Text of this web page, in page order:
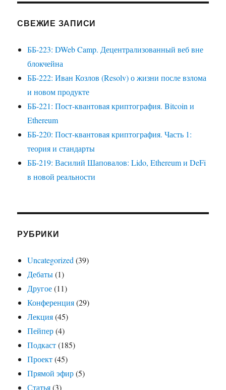
СВЕЖИЕ ЗАПИСИ
ББ-223: DWeb Camp. Децентрализованный веб вне
блокчейна
ББ-222: Иван Козлов (Resolv) о жизни после взлома
и новом продукте
ББ-221: Пост-квантовая криптография. Bitcoin и
Ethereum
ББ-220: Пост-квантовая криптография. Часть 1:
теория и стандарты
ББ-219: Василий Шаповалов: Lido, Ethereum и DeFi
в новой реальности
РУБРИКИ
Uncategorized (39)
Дебаты(1)
Другое(11)
Конференция(29)
Лекция(45)
Пейпер(4)
Подкаст(185)
Проект(45)
Прямой эфир(5)
Статья(3)